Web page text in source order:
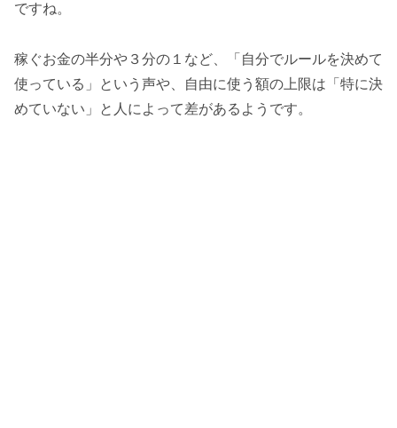
ですね。
稼ぐお金の半分や３分の１など、「自分でルールを決めて
使っている」という声や、自由に使う額の上限は「特に決
めていない」と人によって差があるようです。